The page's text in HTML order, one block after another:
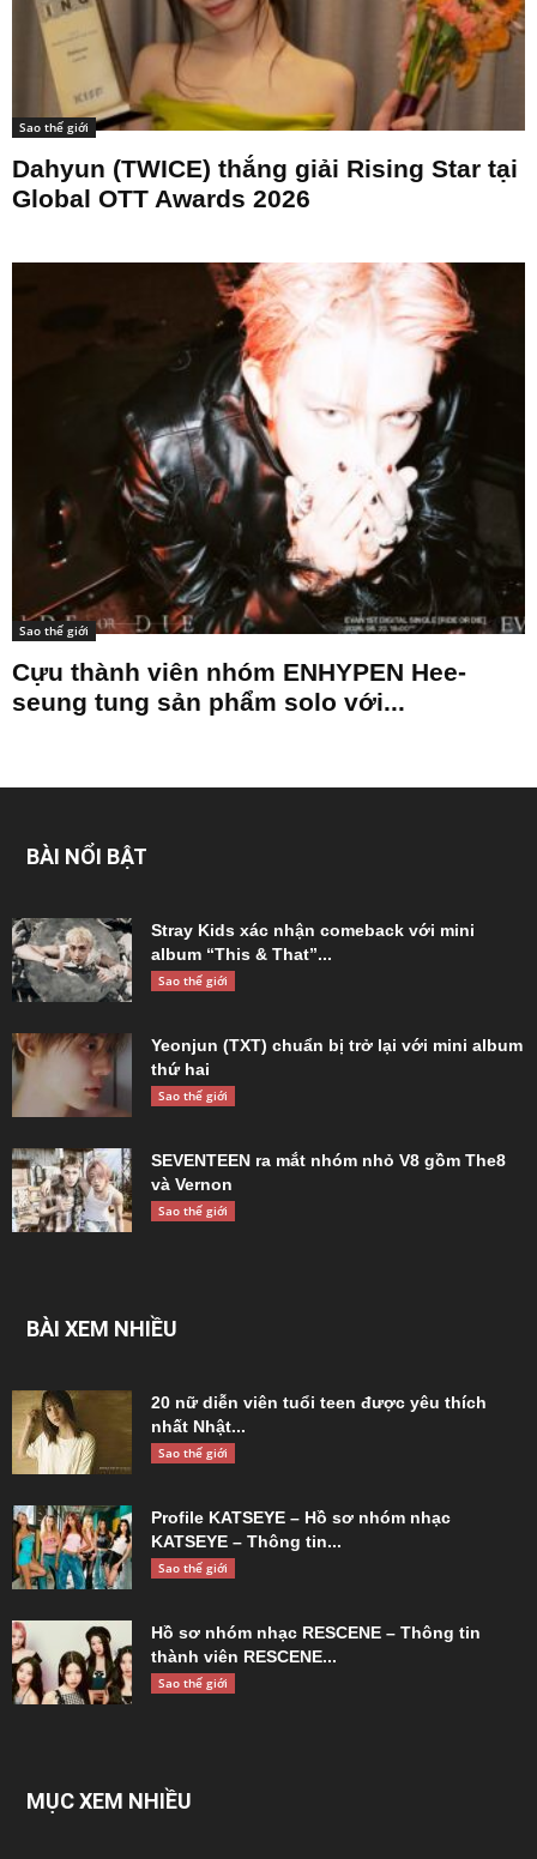
Sao thế giới
Dahyun (TWICE) thắng giải Rising Star tại
Global OTT Awards 2026
Sao thế giới
Cựu thành viên nhóm ENHYPEN Hee-
seung tung sản phẩm solo với...
BÀI NỔI BẬT
Stray Kids xác nhận comeback với mini
album “This & That”...
Sao thế giới
Yeonjun (TXT) chuẩn bị trở lại với mini album
thứ hai
Sao thế giới
SEVENTEEN ra mắt nhóm nhỏ V8 gồm The8
và Vernon
Sao thế giới
BÀI XEM NHIỀU
20 nữ diễn viên tuổi teen được yêu thích
nhất Nhật...
Sao thế giới
Profile KATSEYE – Hồ sơ nhóm nhạc
KATSEYE – Thông tin...
Sao thế giới
Hồ sơ nhóm nhạc RESCENE – Thông tin
thành viên RESCENE...
Sao thế giới
MỤC XEM NHIỀU